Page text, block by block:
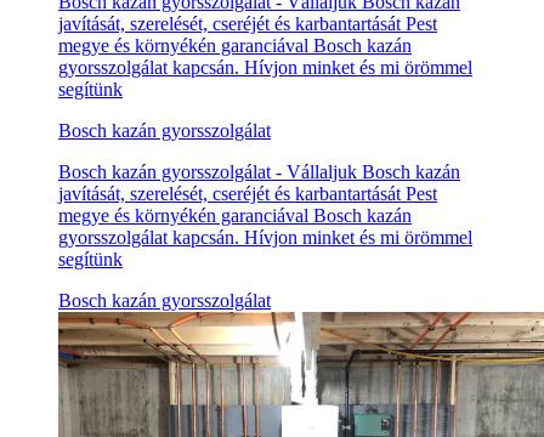
javítását, szerelését, cseréjét és karbantartását Pest
megye és környékén garanciával Bosch kazán
gyorsszolgálat kapcsán. Hívjon minket és mi örömmel
segítünk
Bosch kazán gyorsszolgálat
Bosch kazán gyorsszolgálat - Vállaljuk Bosch kazán
javítását, szerelését, cseréjét és karbantartását Pest
megye és környékén garanciával Bosch kazán
gyorsszolgálat kapcsán. Hívjon minket és mi örömmel
segítünk
Bosch kazán gyorsszolgálat